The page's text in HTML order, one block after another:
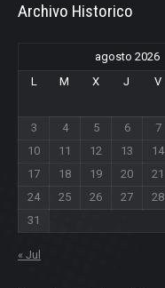
Archivo Historico
agosto 2026
L
M X J V
3
4 5 6 7
10
11 12 13 14
17
18 19 20 21
24
25 26 27 28
31
« Jul